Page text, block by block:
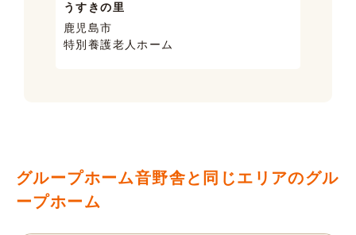
うすきの里
鹿児島市
特別養護老人ホーム
グループホーム音野舎と同じエリアのグル
ープホーム